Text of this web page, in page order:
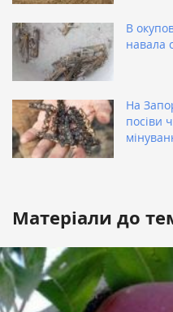
В
навала
На
посіви
Матеріали до